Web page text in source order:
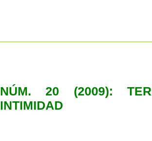
NÚM. 20 (2009):
INTIMIDAD